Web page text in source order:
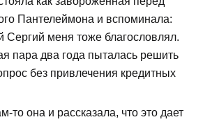
Пантелеймона и вспоминала:
Сергий меня тоже благословлял.
пара два года пыталась решить
без привлечения кредитных
то она и рассказала, что это дает